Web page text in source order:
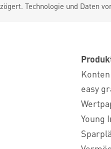
Technologie und Daten
Konten
easy
Young